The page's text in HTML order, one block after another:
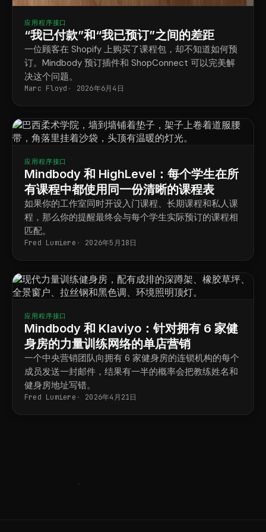
应用程序接口
“我已付款”和“我已预订”之间的差距
一位顾客在 Shopify 上购买了课程包，却不知道如何预
订。Mindbody 预订插件和 ShopConnect 可以完美解
决这个问题。
Marc Floyd 2026年6月4日
应用程序接口
Mindbody 和 HighLevel：每个学生在所
有课程中都使用同一份清晰的课程表
如果你的工作室同时开设入门课程、长期课程和私人课
程，那么你的提醒最终会与每个学生实际预订的课程相
匹配。
Fred Lumiere 2026年5月18日
应用程序接口
Mindbody 和 Klaviyo：针对拥有 6 家健
身房的力量训练网络的单店营销
一个中央营销团队向拥有 6 家健身房的连锁机构的每个
成员发送一封邮件，结果有一半的概率会把教练姓名和
健身房地址写错。
Fred Lumiere 2026年4月21日